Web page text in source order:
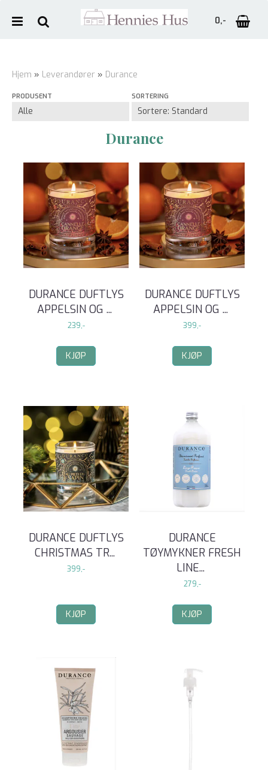
0,-
Hjem » Leverandører » Durance
PRODUSENT SORTERING
Durance
DURANCE DUFTLYS
APPELSIN OG ...
239,-
KJØP
DURANCE DUFTLYS
APPELSIN OG ...
399,-
KJØP
DURANCE DUFTLYS
CHRISTMAS TR...
399,-
KJØP
DURANCE
TØYMYKNER FRESH
LINE...
279,-
KJØP